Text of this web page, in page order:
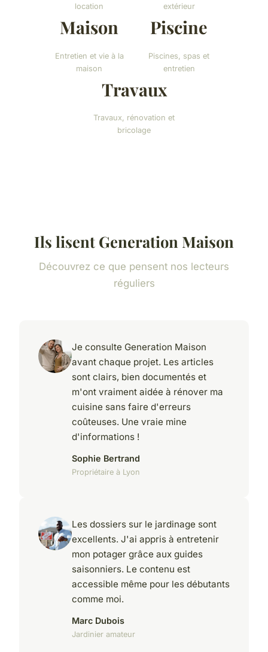
location
extérieur
Maison
Entretien et vie à la
maison
Piscine
Piscines, spas et
entretien
Travaux
Travaux, rénovation et
bricolage
Ils lisent Generation Maison
Découvrez ce que pensent nos lecteurs
réguliers
Je consulte Generation Maison
avant chaque projet. Les articles
sont clairs, bien documentés et
m'ont vraiment aidée à rénover ma
cuisine sans faire d'erreurs
coûteuses. Une vraie mine
d'informations !
Sophie Bertrand
Propriétaire à Lyon
Les dossiers sur le jardinage sont
excellents. J'ai appris à entretenir
mon potager grâce aux guides
saisonniers. Le contenu est
accessible même pour les débutants
comme moi.
Marc Dubois
Jardinier amateur